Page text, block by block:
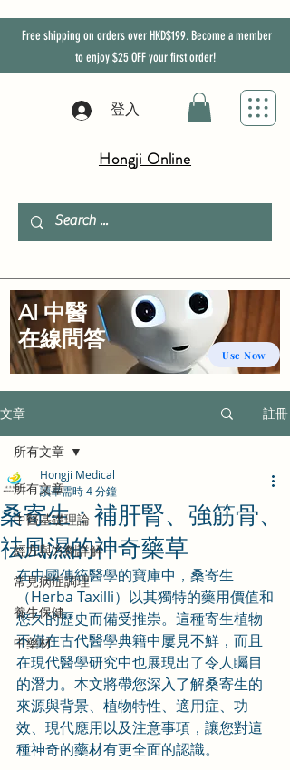
Free shipping on orders over HKD$199. Become a member
to enjoy$25 OFFyour first order!
登入
Hongji Online
文章 註冊
所有文章
中醫基礎理論
經方與方劑詳解
常見病症調理
養生保健
中藥材
所有文章
桑寄生：補肝腎、強筋骨、
祛風濕的神奇藥草
Hongji Medical
讀畢需時 4 分鐘
在中國傳統醫學的寶庫中，桑寄生
（Herba Taxilli）以其獨特的藥用價值和
悠久的歷史而備受推崇。這種寄生植物
不僅在古代醫學典籍中屢見不鮮，而且
在現代醫學研究中也展現出了令人矚目
的潛力。本文將帶您深入了解桑寄生的
來源與背景、植物特性、適用症、功
效、現代應用以及注意事項，讓您對這
種神奇的藥材有更全面的認識。
Use Now
AI 中醫
​在線問答